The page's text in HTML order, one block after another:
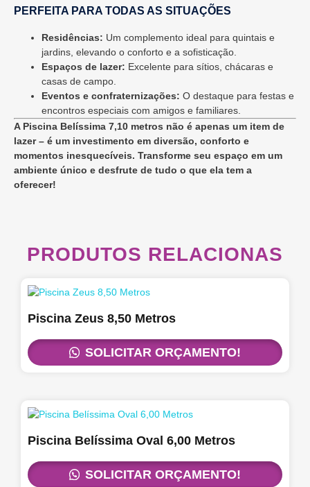
PERFEITA PARA TODAS AS SITUAÇÕES
Residências: Um complemento ideal para quintais e
jardins, elevando o conforto e a sofisticação.
Espaços de lazer: Excelente para sítios, chácaras e
casas de campo.
Eventos e confraternizações: O destaque para festas e
encontros especiais com amigos e familiares.
A Piscina Belíssima 7,10 metros não é apenas um item de
lazer – é um investimento em diversão, conforto e
momentos inesquecíveis. Transforme seu espaço em um
ambiente único e desfrute de tudo o que ela tem a
oferecer!
PRODUTOS RELACIONAS
Piscina Zeus 8,50 Metros
SOLICITAR ORÇAMENTO!
Piscina Belíssima Oval 6,00 Metros
SOLICITAR ORÇAMENTO!